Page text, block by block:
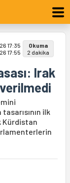
17:35
17:55
Okuma
2 dakika
Irak
ilk
Kürdistan